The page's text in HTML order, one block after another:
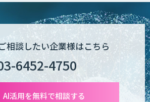
相談したい企業様はこちら
6452-4750
AI活用を無料で相談する